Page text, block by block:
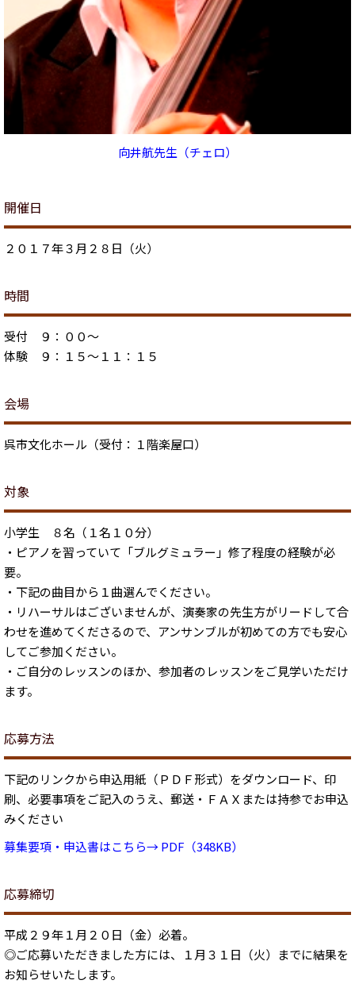
向井航先生（チェロ）
開催日
２０１７年３月２８日（火）
時間
受付 ９：００～
体験 ９：１５～１１：１５
会場
呉市文化ホール（受付：１階楽屋口）
対象
小学生 ８名（１名１０分）
・ピアノを習っていて「ブルグミュラー」修了程度の経験が必
要。
・下記の曲目から１曲選んでください。
・リハーサルはございませんが、演奏家の先生方がリードして合
わせを進めてくださるので、アンサンブルが初めての方でも安心
してご参加ください。
・ご自分のレッスンのほか、参加者のレッスンをご見学いただけ
ます。
応募方法
下記のリンクから申込用紙（ＰＤＦ形式）をダウンロード、印
刷、必要事項をご記入のうえ、郵送・ＦＡＸまたは持参でお申込
みください
募集要項・申込書はこちら→ PDF（348KB）
応募締切
平成２９年１月２０日（金）必着。
◎ご応募いただきました方には、１月３１日（火）までに結果を
お知らせいたします。